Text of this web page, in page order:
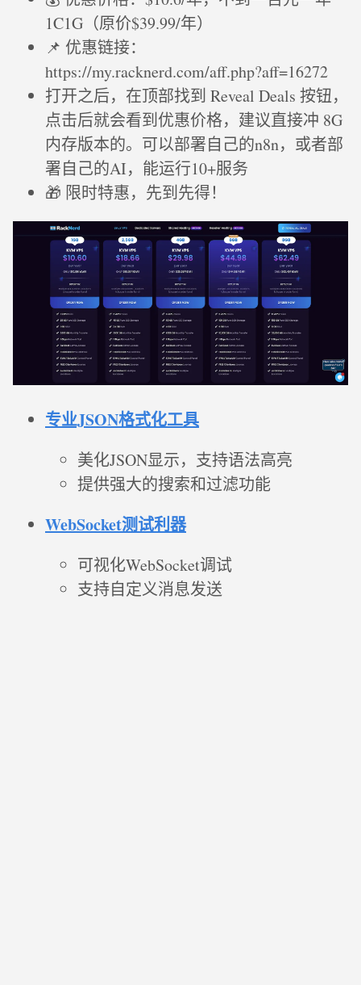
1C1G（原价$39.99/年）
📌 优惠链接：
https://my.racknerd.com/aff.php?aff=16272
打开之后，在顶部找到 Reveal Deals 按钮，
点击后就会看到优惠价格，建议直接冲 8G
内存版本的。可以部署自己的n8n，或者部
署自己的AI，能运行10+服务
🎁 限时特惠，先到先得！
专业JSON格式化工具
美化JSON显示，支持语法高亮
提供强大的搜索和过滤功能
WebSocket测试利器
可视化WebSocket调试
支持自定义消息发送